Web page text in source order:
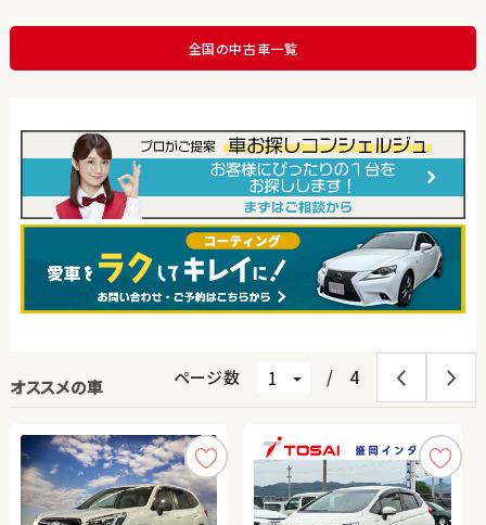
全国の中古車一覧
オススメの車 ページ数 / 4